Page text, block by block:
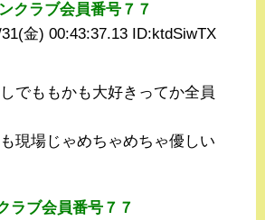
クラブ会員番号７７
金) 00:43:37.13 ID:ktdSiwTX
でももかも大好きってか全員
現場じゃめちゃめちゃ優しい
ラブ会員番号７７